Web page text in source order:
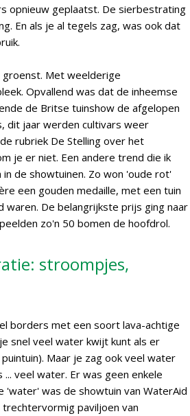
opnieuw geplaatst. De sierbestrating
En als je al tegels zag, was ook dat
Met weelderige
Opvallend was dat de inheemse
de Britse tuinshow de afgelopen
dit jaar werden cultivars weer
rubriek De Stelling over het
je er niet. Een andere trend die ik
de showtuinen. Zo won 'oude rot'
een gouden medaille, met een tuin
waren. De belangrijkste prijs ging naar
zo'n 50 bomen de hoofdrol.
stroompjes,
borders met een soort lava-achtige
snel veel water kwijt kunt als er
Maar je zag ook veel water
veel water. Er was geen enkele
was de showtuin van WaterAid
paviljoen van